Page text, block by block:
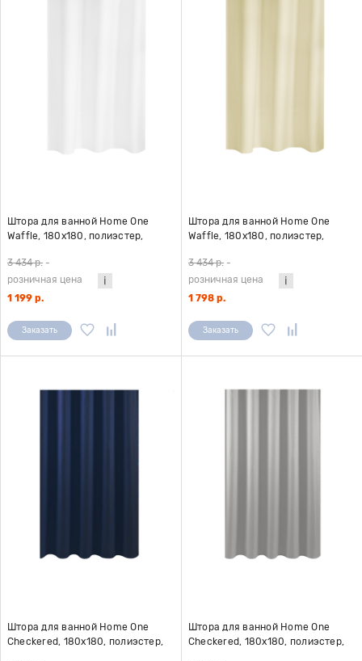
Штора для ванной Home One
Waffle, 180х180, полиэстер,
3 434 р. -
розничная цена
1 199 р.
Заказать
Штора для ванной Home One
Waffle, 180х180, полиэстер,
3 434 р. -
розничная цена
1 798 р.
Заказать
Штора для ванной Home One
Checkered, 180х180, полиэстер,
Штора для ванной Home One
Checkered, 180х180, полиэстер,